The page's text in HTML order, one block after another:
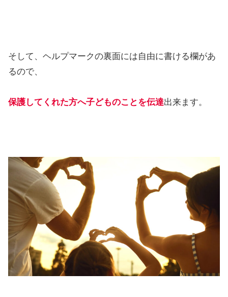
そして、ヘルプマークの裏面には自由に書ける欄があ
るので、
保護してくれた方へ子どものことを伝達出来ます。